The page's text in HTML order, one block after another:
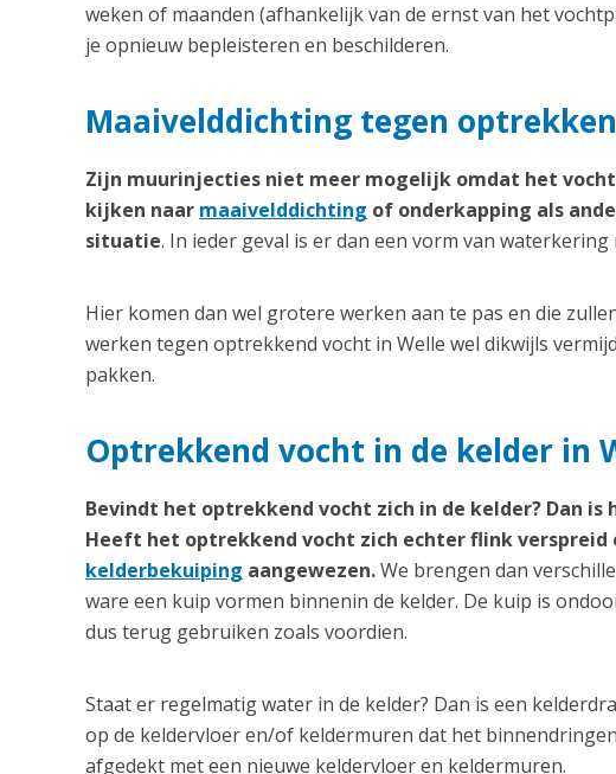
weken of maanden (afhankelijk van de ernst van het
je opnieuw bepleisteren en beschilderen.
Maaivelddichting tegen
Zijn muurinjecties niet meer mogelijk omdat het
kijken naar maaivelddichting of onderkapping als
situatie. In ieder geval is er dan een vorm van
Hier komen dan wel grotere werken aan te pas en die
werken tegen optrekkend vocht in Welle wel dikwijls
pakken.
Optrekkend vocht in de kelder in
Bevindt het optrekkend vocht zich in de kelder? Dan
Heeft het optrekkend vocht zich echter flink verspreid
kelderbekuiping aangewezen.We brengen dan
ware een kuip vormen binnenin de kelder. De kuip is
dus terug gebruiken zoals voordien.
Staat er regelmatig water in de kelder? Dan is een
op de keldervloer en/of keldermuren dat het
afgedekt met een nieuwe keldervloer en keldermuren.